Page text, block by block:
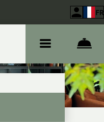
FR